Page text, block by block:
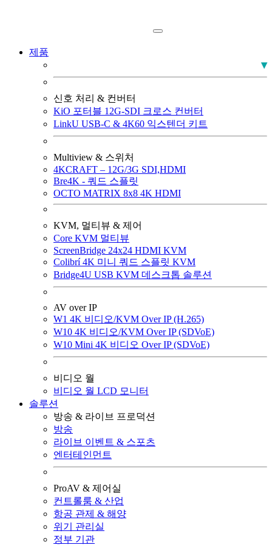
제품
신호 처리 & 컨버터
KiO 포터블 12G-SDI 크로스 컨버터
LinkU USB-C & 4K60 익스텐더 키트
Multiview & 스위처
4KCRAFT – 12G/3G SDI,HDMI
Bre4K - 쿼드 스플릿
OCTO MATRIX 8x8 4K HDMI
KVM, 멀티뷰 & 제어
Core KVM 멀티뷰
ScreenBridge 24x24 HDMI KVM
Colibrí 4K 미니 쿼드 스플릿 KVM
Bridge4U USB KVM 데스크톱 솔루션
AV over IP
W1 4K 비디오/KVM Over IP (H.265)
W10 4K 비디오/KVM Over IP (SDVoE)
W10 Mini 4K 비디오 Over IP (SDVoE)
비디오 월
비디오 월 LCD 모니터
솔루션
방송 & 라이브 프로덕션
방송
라이브 이벤트 & 스포츠
엔터테인먼트
ProAV & 제어실
컨트롤룸 & 산업
항공 관제 & 해양
위기 관리실
정부 기관